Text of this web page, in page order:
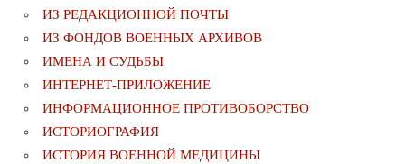
ИЗ РЕДАКЦИОННОЙ ПОЧТЫ
ИЗ ФОНДОВ ВОЕННЫХ АРХИВОВ
ИМЕНА И СУДЬБЫ
ИНТЕРНЕТ-ПРИЛОЖЕНИЕ
ИНФОРМАЦИОННОЕ ПРОТИВОБОРСТВО
ИСТОРИОГРАФИЯ
ИСТОРИЯ ВОЕННОЙ МЕДИЦИНЫ